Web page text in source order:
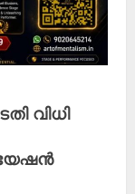
വിധി